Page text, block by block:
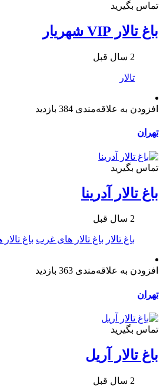
تماس بگیرید
باغ تالار VIP شهریار
2 سال قبل
تالار
افزودن به علاقه‌مندی 384 بازدید
تهران
تماس بگیرید
باغ تالار آدرینا
2 سال قبل
باغ تالار باغ تالار های غرب باغ
افزودن به علاقه‌مندی 363 بازدید
تهران
تماس بگیرید
باغ تالار آریل
2 سال قبل